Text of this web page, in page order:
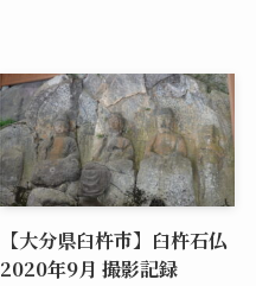
【大分県臼杵市】臼杵石仏
2020年9月 撮影記録